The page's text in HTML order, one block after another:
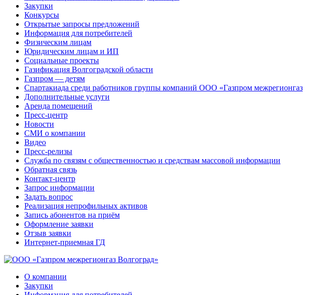
Закупки
Конкурсы
Открытые запросы предложений
Информация для потребителей
Физическим лицам
Юридическим лицам и ИП
Социальные проекты
Газификация Волгоградской области
Газпром — детям
Спартакиада среди работников группы компаний ООО «Газпром межрегионгаз
Дополнительные услуги
Аренда помещений
Пресс-центр
Новости
СМИ о компании
Видео
Пресс-релизы
Служба по связям с общественностью и средствам массовой информации
Обратная связь
Контакт-центр
Запрос информации
Задать вопрос
Реализация непрофильных активов
Запись абонентов на приём
Оформление заявки
Отзыв заявки
Интернет-приемная ГД
О компании
Закупки